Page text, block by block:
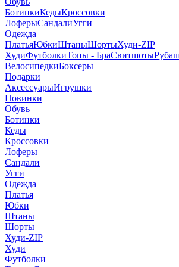
БотинкиКедыКроссовки
ЛоферыСандалиУгги
Одежда
ПлатьяЮбкиШтаныШортыХуди-ZIP
ХудиФутболкиТопы - БраСвитшоты
ВелосипедкиБоксеры
Подарки
АксессуарыИгрушки
Новинки
Обувь
Ботинки
Кеды
Кроссовки
Лоферы
Сандали
Угги
Одежда
Платья
Юбки
Штаны
Шорты
Худи-ZIP
Худи
Футболки